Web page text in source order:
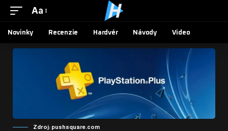
Aa
Novinky Recenzie Hardvér Návody Video
Zdroj: pushsquare.com